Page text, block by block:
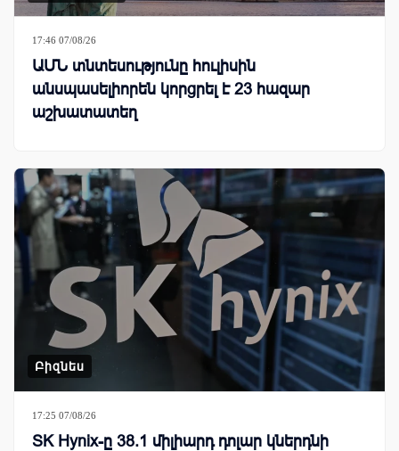
17:46 07/08/26
ԱՄՆ տնտեսությունը հուլիսին
անսպասելիորեն կորցրել է 23 հազար
աշխատատեղ
Բիզնես
17:25 07/08/26
SK Hynix-ը 38.1 միլիարդ դոլար կներդնի